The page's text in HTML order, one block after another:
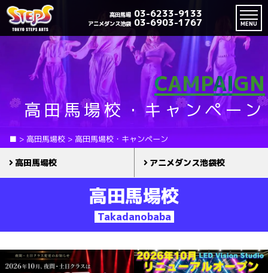
高田馬場 03-6233-9133
アニメダンス池袋 03-6903-1767 MENU
CAMPAIGN
高田馬場校・キャンペーン
■ > 高田馬場校 > 高田馬場校・キャンペーン
高田馬場校 アニメダンス池袋校
高田馬場校
Takadanobaba